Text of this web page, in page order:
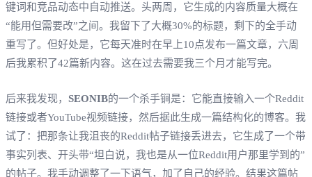
键词和竞品动态中自动推送。头两周，它生成的内容质量大概在
“能用但需要改”之间。我留下了大概30%的标题，剩下的全手动
重写了。但好处是，它每天准时在早上10点发布一篇文章，六周
后我累积了42篇新内容。这在过去需要我三个月才能写完。
后来我发现， SEONIB的一个杀手锏是：它能直接输入一个Reddit
链接或者YouTube视频链接，然后据此生成一篇结构化的博客。我
试了：把那条让我沮丧的Reddit帖子链接丢进去，它生成了一个带
事实列表、开头带“坦白说，我也是从一位Reddit用户那里学到的”
的帖子。我手动调整了一下语气，加了自己的经验。结果这篇帖